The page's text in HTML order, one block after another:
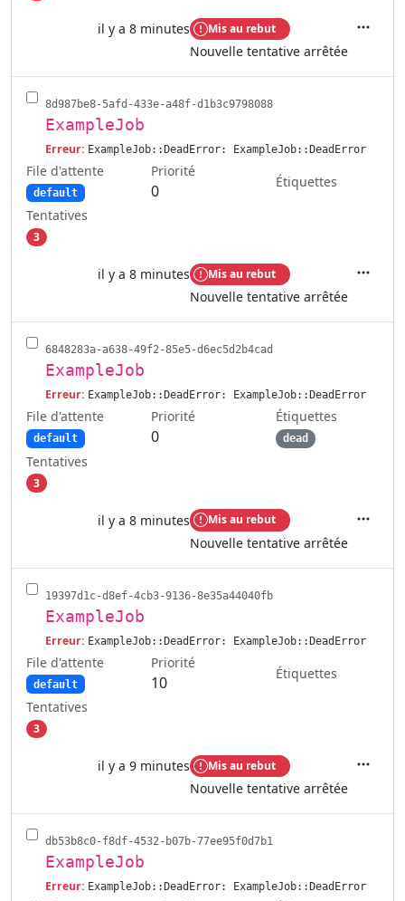
il y a 8 minutes Mis au rebut
Nouvelle tentative arrêtée
8d987be8-5afd-433e-a48f-d1b3c9798088
ExampleJob
Erreur: ExampleJob::DeadError: ExampleJob::DeadError
File d'attente
default
Priorité
0
Étiquettes
Tentatives
3
il y a 8 minutes Mis au rebut
Nouvelle tentative arrêtée
6848283a-a638-49f2-85e5-d6ec5d2b4cad
ExampleJob
Erreur: ExampleJob::DeadError: ExampleJob::DeadError
File d'attente
default
Priorité
0
Étiquettes
dead
Tentatives
3
il y a 8 minutes Mis au rebut
Nouvelle tentative arrêtée
19397d1c-d8ef-4cb3-9136-8e35a44040fb
ExampleJob
Erreur: ExampleJob::DeadError: ExampleJob::DeadError
File d'attente
default
Priorité
10
Étiquettes
Tentatives
3
il y a 9 minutes Mis au rebut
Nouvelle tentative arrêtée
db53b8c0-f8df-4532-b07b-77ee95f0d7b1
ExampleJob
Erreur: ExampleJob::DeadError: ExampleJob::DeadError